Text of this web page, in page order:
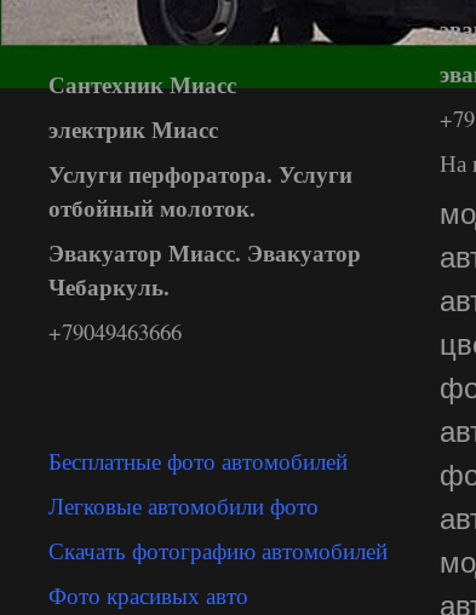
Сантехник Миасс
электрик Миасс
Услуги перфоратора. Услуги
отбойный молоток.
Эвакуатор Миасс. Эвакуатор
Чебаркуль.
+79049463666
Бесплатные фото автомобилей
Легковые автомобили фото
Скачать фотографию автомобилей
Фото красивых авто
На